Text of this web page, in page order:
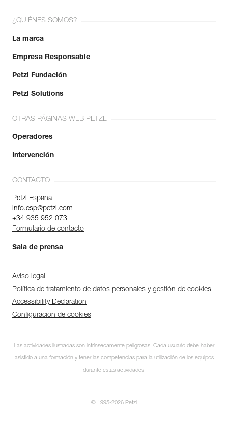
¿QUIÉNES SOMOS?
La marca
Empresa Responsable
Petzl Fundación
Petzl Solutions
OTRAS PÁGINAS WEB PETZL
Operadores
Intervención
CONTACTO
Petzl Espana
info.esp@petzl.com
+34 935 952 073
Formulario de contacto
Sala de prensa
Aviso legal
Política de tratamiento de datos personales y gestión de cookies
Accessibility Declaration
Configuración de cookies
Las actividades ilustradas son intrínsecamente peligrosas. Cada usuario debe haber
asistido a una formación y tener las competencias para la utilización de los equipos
durante estas actividades.
© 1995-2026 Petzl